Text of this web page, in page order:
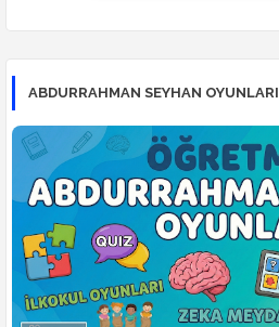
ABDURRAHMAN SEYHAN OYUNLARI